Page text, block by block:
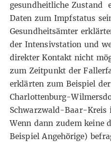
gesundheitliche Zustand
Daten zum Impfstatus
Gesundheitsämter
der Intensivstation und
direkter Kontakt nicht
zum Zeitpunkt der
erklärten zum Beispiel
Charlottenburg-
Schwarzwald-Baar-Kreis
Wenn dann zudem keine
Beispiel Angehörige)